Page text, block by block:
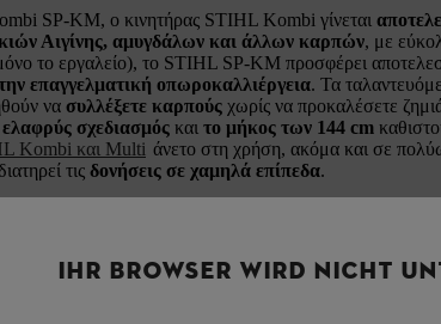
SP-KM, ο κινητήρας STIHL Kombi γίνεται
Αιγίνης, αμυγδάλων και άλλων καρπών, με
το εργαλείο), το STIHL SP-KM προσφέρει
επαγγελματική οπωροκαλλιέργεια. Τα
να συλλέξετε καρπούς χωρίς να προκαλέσετε
ελαφρύς σχεδιασμός και το μήκος των 144 cm
Kombi και Multi άνετο στη χρήση, ακόμα και σε
τις δονήσεις σε χαμηλά επίπεδα.
σε έναν από τους εξής δυνατούς κινητήρες Kombi:
IHR BROWSER WIRD NICHT